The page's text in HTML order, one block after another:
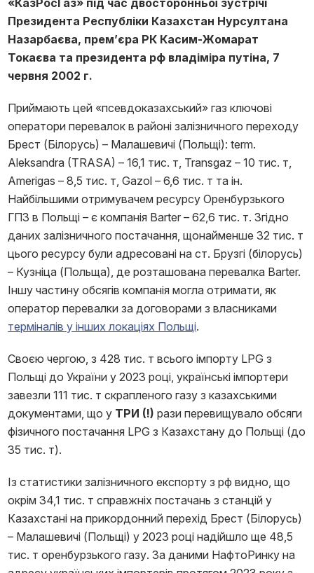
«КазРосГаз» під час двосторонньої зустрічі
Президента Республіки Казахстан Нурсултана
Назарбаєва, прем’єра РК Касим-Жомарат
Токаєва та президента рф владіміра путіна, 7
червня 2002 г.
Приймають цей «псевдоказахський» газ ключові
оператори перевалок в районі залізничного переходу
Брест (Білорусь) – Малашевичі (Польщі): term.
Aleksandra (TRASA) – 16,1 тис. т, Transgaz – 10 тис. т,
Amerigas – 8,5 тис. т, Gazol – 6,6 тис. т та ін.
Найбільшими отримувачем ресурсу Оренбурзького
ГПЗ в Польщі – є компанія Barter – 62,6 тис. т. Згідно
даних залізничного постачання, щонайменше 32 тис. т
цього ресурсу були адресовані на ст. Брузгі (білорусь)
– Кузніца (Польща), де розташована перевалка Barter.
Іншу частину обсягів компанія могла отримати, як
оператор перевалки за договорами з власниками
терміналів у інших локаціях Польщі.
Своєю чергою, з 428 тис. т всього імпорту LPG з
Польщі до України у 2023 році, українські імпортери
завезли 111 тис. т скрапленого газу з казахськими
документами, що у ТРИ (!) рази перевищувало обсяги
фізичного постачання LPG з Казахстану до Польщі (до
35 тис. т).
Із статистики залізничного експорту з рф видно, що
окрім 34,1 тис. т справжніх постачань з станцій у
Казахстані на прикордонний перехід Брест (Білорусь)
– Малашевичі (Польщі) у 2023 році надійшло ще 48,5
тис. т оренбурзького газу. За даними НафтоРинку на